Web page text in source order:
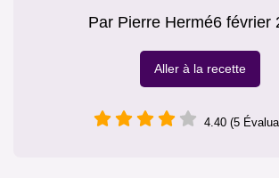
Par Pierre Hermé6 février
Aller à la recette
4.40 (5